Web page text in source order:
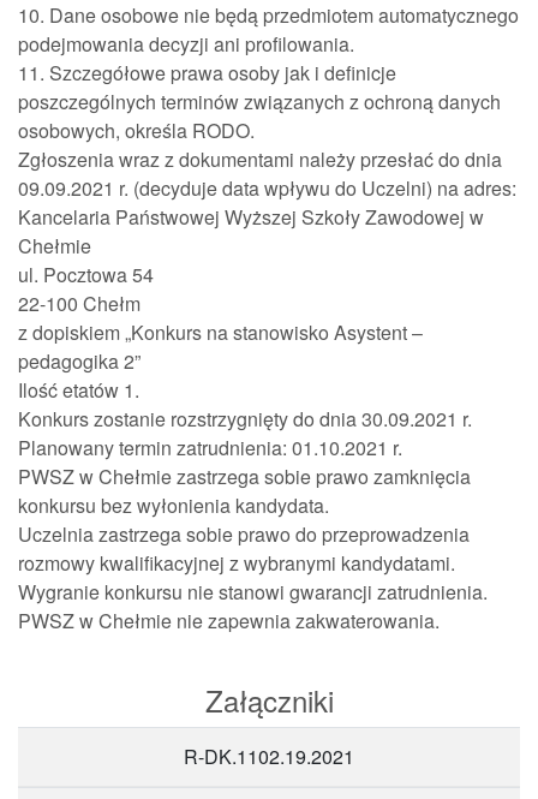
10. Dane osobowe nie będą przedmiotem automatycznego
podejmowania decyzji ani profilowania.
11. Szczegółowe prawa osoby jak i definicje
poszczególnych terminów związanych z ochroną danych
osobowych, określa RODO.
Zgłoszenia wraz z dokumentami należy przesłać do dnia
09.09.2021 r. (decyduje data wpływu do Uczelni) na adres:
Kancelaria Państwowej Wyższej Szkoły Zawodowej w
Chełmie
ul. Pocztowa 54
22-100 Chełm
z dopiskiem „Konkurs na stanowisko Asystent –
pedagogika 2”
Ilość etatów 1.
Konkurs zostanie rozstrzygnięty do dnia 30.09.2021 r.
Planowany termin zatrudnienia: 01.10.2021 r.
PWSZ w Chełmie zastrzega sobie prawo zamknięcia
konkursu bez wyłonienia kandydata.
Uczelnia zastrzega sobie prawo do przeprowadzenia
rozmowy kwalifikacyjnej z wybranymi kandydatami.
Wygranie konkursu nie stanowi gwarancji zatrudnienia.
PWSZ w Chełmie nie zapewnia zakwaterowania.
Załączniki
R-DK.1102.19.2021